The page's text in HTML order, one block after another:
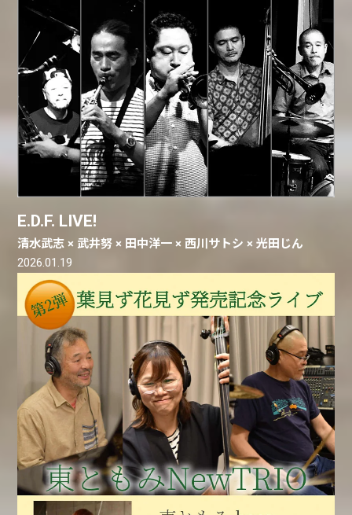
E.D.F. LIVE!
清水武志 × 武井努 × 田中洋一 × 西川サトシ × 光田じん
2026.01.19